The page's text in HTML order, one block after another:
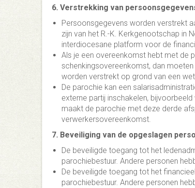
6. Verstrekking van
Persoonsgegevens worden verstrekt
zijn van het R.-K. Kerkgenootschap in
interdiocesane platform voor de
Als je een overeenkomst hebt met de
schenkingsovereenkomst, dan
worden verstrekt op grond van een
De parochie kan een
externe partij inschakelen,
maakt de parochie met deze derde
verwerkersovereenkomst.
7. Beveiliging van de opgeslagen
De beveiligde toegang tot het
parochiebestuur. Andere personen
De beveiligde toegang tot het
parochiebestuur. Andere personen